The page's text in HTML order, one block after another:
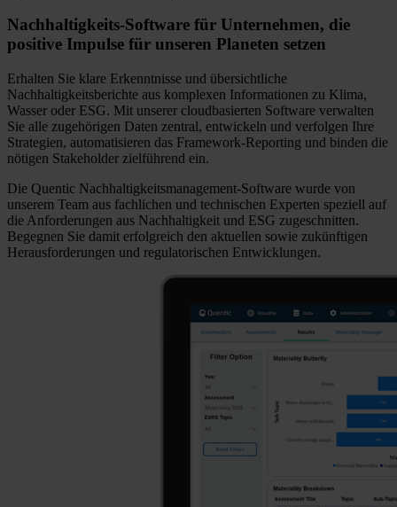
Nachhaltigkeits-Software für Unternehmen, die
positive Impulse für unseren Planeten setzen
Erhalten Sie klare Erkenntnisse und übersichtliche
Nachhaltigkeitsberichte aus komplexen Informationen zu Klima,
Wasser oder ESG. Mit unserer cloudbasierten Software verwalten
Sie alle zugehörigen Daten zentral, entwickeln und verfolgen Ihre
Strategien, automatisieren das Framework-Reporting und binden die
nötigen Stakeholder zielführend ein.
Die Quentic Nachhaltigkeitsmanagement-Software wurde von
unserem Team aus fachlichen und technischen Experten speziell auf
die Anforderungen aus Nachhaltigkeit und ESG zugeschnitten.
Begegnen Sie damit erfolgreich den aktuellen sowie zukünftigen
Herausforderungen und regulatorischen Entwicklungen.